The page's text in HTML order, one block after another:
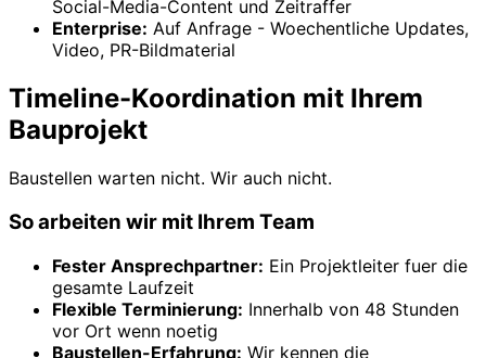
Social-Media-Content und Zeitraffer
Enterprise: Auf Anfrage - Woechentliche Updates,
Video, PR-Bildmaterial
Timeline-Koordination mit Ihrem
Bauprojekt
Baustellen warten nicht. Wir auch nicht.
So arbeiten wir mit Ihrem Team
Fester Ansprechpartner: Ein Projektleiter fuer die
gesamte Laufzeit
Flexible Terminierung: Innerhalb von 48 Stunden
vor Ort wenn noetig
Baustellen-Erfahrung: Wir kennen die